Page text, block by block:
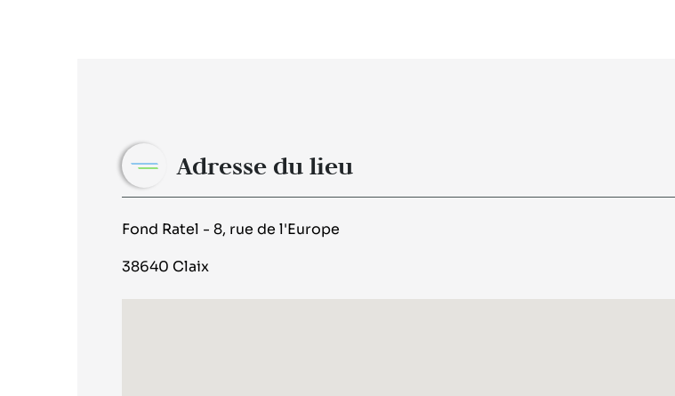
Adresse du lieu
Fond Ratel - 8, rue de l'Europe
38640 Claix